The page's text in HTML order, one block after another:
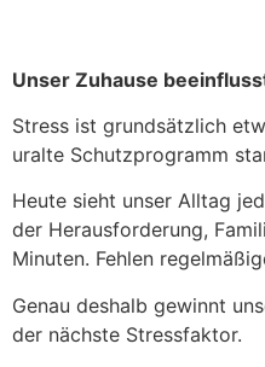
Unser Zuhause
Stress ist grundsätzlich
uralte Schutzprogramm
Heute sieht unser Alltag
der Herausforderung,
Minuten. Fehlen
Genau deshalb gewinnt
der nächste Stressfaktor.